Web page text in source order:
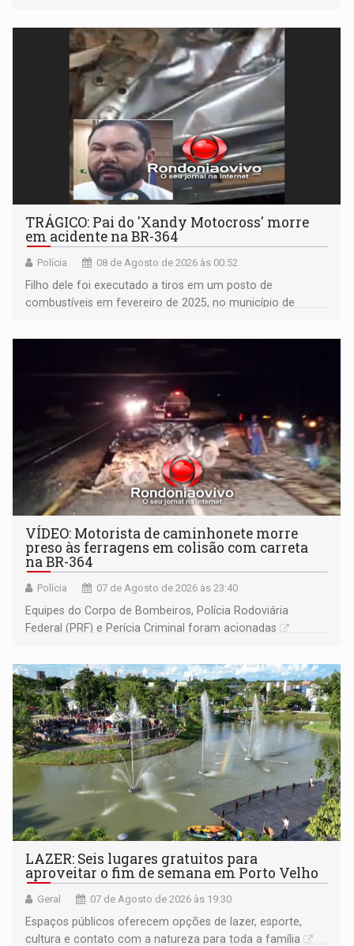
TRÁGICO: Pai do 'Xandy Motocross' morre
em acidente na BR-364
Polícia 08 de Agosto de 2026 às 00:52
Filho dele foi executado a tiros em um posto de
combustíveis em fevereiro de 2025, no município de
VÍDEO: Motorista de caminhonete morre
preso às ferragens em colisão com carreta
na BR-364
Polícia 07 de Agosto de 2026 às 23:40
Equipes do Corpo de Bombeiros, Polícia Rodoviária
Federal (PRF) e Perícia Criminal foram acionadas
LAZER: Seis lugares gratuitos para
aproveitar o fim de semana em Porto Velho
Geral 07 de Agosto de 2026 às 19:30
Espaços públicos oferecem opções de lazer, esporte,
cultura e contato com a natureza para toda a família